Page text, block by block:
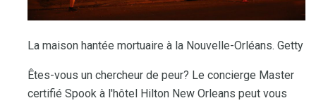
La maison hantée mortuaire à la Nouvelle-Orléans. Getty
Êtes-vous un chercheur de peur? Le concierge Master
certifié Spook à l'hôtel Hilton New Orleans peut vous